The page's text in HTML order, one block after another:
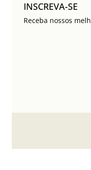
INSCREVA-SE
Receba nossos